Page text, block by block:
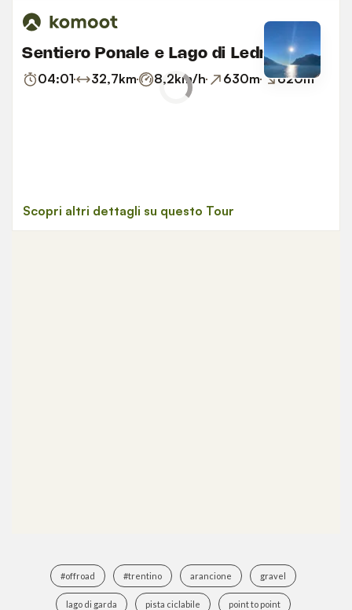
#offroad #trentino arancione gravel
lago di garda pista ciclabile point to point